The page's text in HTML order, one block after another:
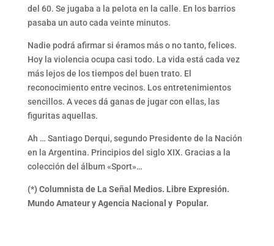
del 60. Se jugaba a la pelota en la calle. En los barrios
pasaba un auto cada veinte minutos.
Nadie podrá afirmar si éramos más o no tanto, felices.
Hoy la violencia ocupa casi todo. La vida está cada vez
más lejos de los tiempos del buen trato. El
reconocimiento entre vecinos. Los entretenimientos
sencillos. A veces dá ganas de jugar con ellas, las
figuritas aquellas.
Ah … Santiago Derqui, segundo Presidente de la Nación
en la Argentina. Principios del siglo XIX. Gracias a la
colección del álbum «Sport»…
(*) Columnista de La Señal Medios. Libre Expresión.
Mundo Amateur y Agencia Nacional y Popular.